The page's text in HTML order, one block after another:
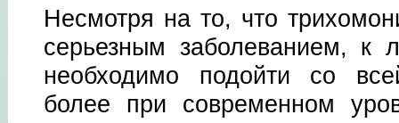
Несмотря на то, что
серьезным заболеванием, к
необходимо подойти со
более при современном